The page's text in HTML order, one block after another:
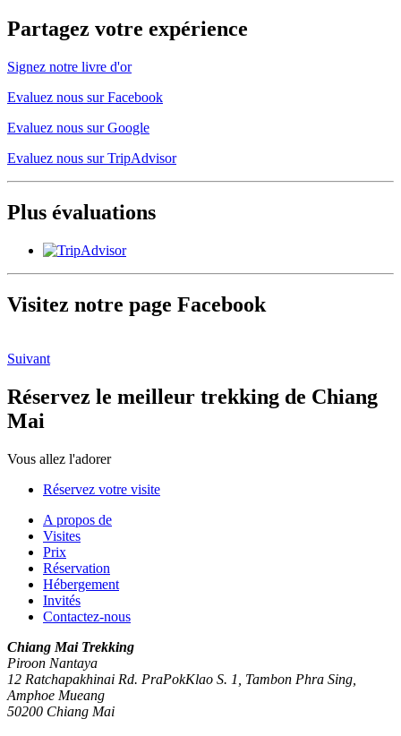
Partagez votre expérience
Signez notre livre d'or
Evaluez nous sur Facebook
Evaluez nous sur Google
Evaluez nous sur TripAdvisor
Plus évaluations
Visitez notre page Facebook
Suivant
Réservez le meilleur trekking de Chiang
Mai
Vous allez l'adorer
Réservez votre visite
A propos de
Visites
Prix
Réservation
Hébergement
Invités
Contactez-nous
Chiang Mai Trekking
Piroon Nantaya
12 Ratchapakhinai Rd. PraPokKlao S. 1, Tambon Phra Sing,
Amphoe Mueang
50200 Chiang Mai